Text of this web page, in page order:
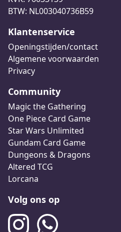
BTW: NL003040736B59
Klantenservice
Openingstijden/contact
Algemene voorwaarden
Privacy
Community
Magic the Gathering
One Piece Card Game
Star Wars Unlimited
Gundam Card Game
Dungeons & Dragons
Altered TCG
Lorcana
Volg ons op